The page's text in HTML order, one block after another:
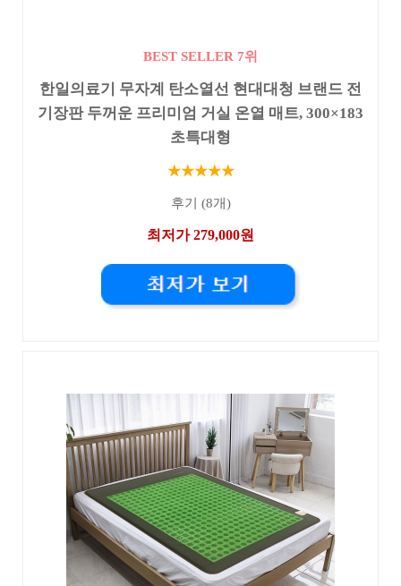
BEST SELLER 7위
한일의료기 무자계 탄소열선 현대대청 브랜드 전
기장판 두꺼운 프리미엄 거실 온열 매트, 300×183
초특대형
★★★★★
후기 (8개)
최저가 279,000원